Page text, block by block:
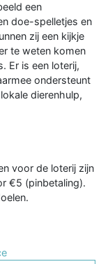
een
doe-spelletjes en
zij een kijkje
te weten komen
Er is een loterij,
ondersteunt
dierenhulp,
voor de loterij zijn
€5 (pinbetaling).